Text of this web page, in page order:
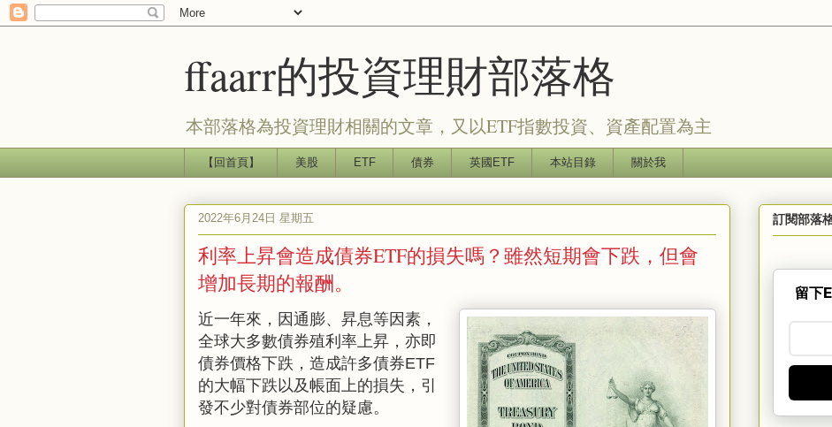
ffaarr的投資理財部落格
本部落格為投資理財相關的文章，又以ETF指數投資、資產配置為主
【回首頁】 美股 ETF 債券 英國ETF 本站目錄 關於我
2022年6月24日 星期五
利率上昇會造成債券ETF的損失嗎？雖然短期會下跌，但會
增加長期的報酬。
近一年來，因通膨、昇息等因素，
全球大多數債券殖利率上昇，亦即
債券價格下跌，造成許多債券ETF
的大幅下跌以及帳面上的損失，引
發不少對債券部位的疑慮。
訂閱部落
留下